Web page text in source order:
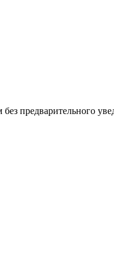
предварительного